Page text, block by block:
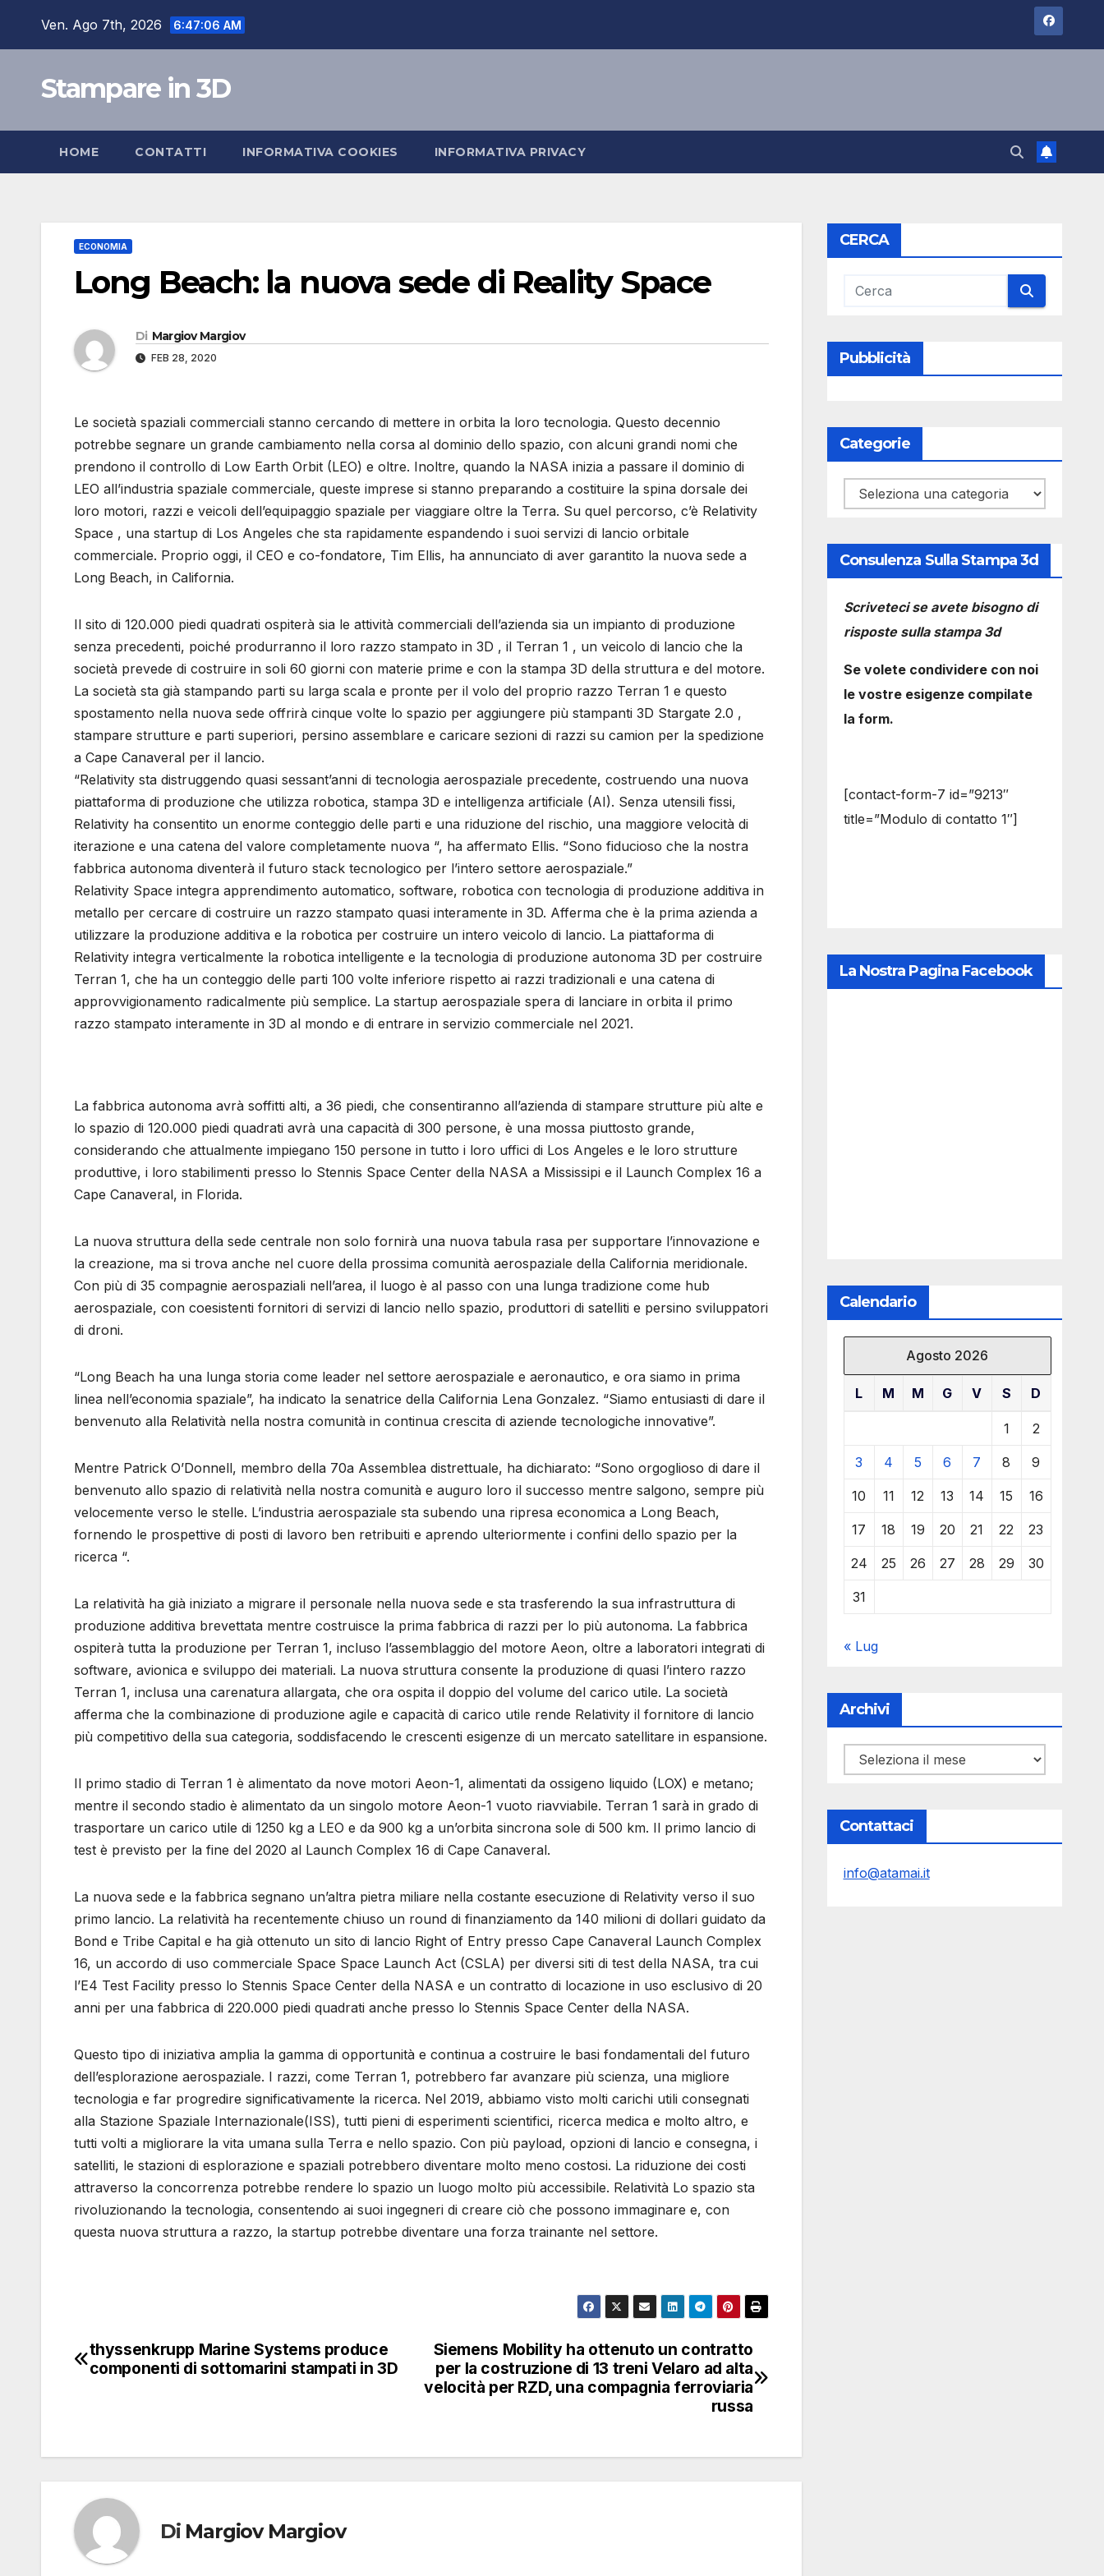
Ven. Ago 7th, 2026 6:47:07 AM
Stampare in 3D
HOME CONTATTI INFORMATIVA COOKIES INFORMATIVA PRIVACY
ECONOMIA
Long Beach: la nuova sede di Reality Space
Di Margiov Margiov
FEB 28, 2020
Le società spaziali commerciali stanno cercando di mettere in orbita la loro tecnologia. Questo decennio
potrebbe segnare un grande cambiamento nella corsa al dominio dello spazio, con alcuni grandi nomi che
prendono il controllo di Low Earth Orbit (LEO) e oltre. Inoltre, quando la NASA inizia a passare il dominio di
LEO all’industria spaziale commerciale, queste imprese si stanno preparando a costituire la spina dorsale dei
loro motori, razzi e veicoli dell’equipaggio spaziale per viaggiare oltre la Terra. Su quel percorso, c’è Relativity
Space , una startup di Los Angeles che sta rapidamente espandendo i suoi servizi di lancio orbitale
commerciale. Proprio oggi, il CEO e co-fondatore, Tim Ellis, ha annunciato di aver garantito la nuova sede a
Long Beach, in California.
Il sito di 120.000 piedi quadrati ospiterà sia le attività commerciali dell’azienda sia un impianto di produzione
senza precedenti, poiché produrranno il loro razzo stampato in 3D , il Terran 1 , un veicolo di lancio che la
società prevede di costruire in soli 60 giorni con materie prime e con la stampa 3D della struttura e del motore.
La società sta già stampando parti su larga scala e pronte per il volo del proprio razzo Terran 1 e questo
spostamento nella nuova sede offrirà cinque volte lo spazio per aggiungere più stampanti 3D Stargate 2.0 ,
stampare strutture e parti superiori, persino assemblare e caricare sezioni di razzi su camion per la spedizione
a Cape Canaveral per il lancio.
“Relativity sta distruggendo quasi sessant’anni di tecnologia aerospaziale precedente, costruendo una nuova
piattaforma di produzione che utilizza robotica, stampa 3D e intelligenza artificiale (AI). Senza utensili fissi,
Relativity ha consentito un enorme conteggio delle parti e una riduzione del rischio, una maggiore velocità di
iterazione e una catena del valore completamente nuova “, ha affermato Ellis. “Sono fiducioso che la nostra
fabbrica autonoma diventerà il futuro stack tecnologico per l’intero settore aerospaziale.”
Relativity Space integra apprendimento automatico, software, robotica con tecnologia di produzione additiva in
metallo per cercare di costruire un razzo stampato quasi interamente in 3D. Afferma che è la prima azienda a
utilizzare la produzione additiva e la robotica per costruire un intero veicolo di lancio. La piattaforma di
Relativity integra verticalmente la robotica intelligente e la tecnologia di produzione autonoma 3D per costruire
Terran 1, che ha un conteggio delle parti 100 volte inferiore rispetto ai razzi tradizionali e una catena di
approvvigionamento radicalmente più semplice. La startup aerospaziale spera di lanciare in orbita il primo
razzo stampato interamente in 3D al mondo e di entrare in servizio commerciale nel 2021.
La fabbrica autonoma avrà soffitti alti, a 36 piedi, che consentiranno all’azienda di stampare strutture più alte e
lo spazio di 120.000 piedi quadrati avrà una capacità di 300 persone, è una mossa piuttosto grande,
considerando che attualmente impiegano 150 persone in tutto i loro uffici di Los Angeles e le loro strutture
produttive, i loro stabilimenti presso lo Stennis Space Center della NASA a Mississipi e il Launch Complex 16 a
Cape Canaveral, in Florida.
La nuova struttura della sede centrale non solo fornirà una nuova tabula rasa per supportare l’innovazione e
la creazione, ma si trova anche nel cuore della prossima comunità aerospaziale della California meridionale.
Con più di 35 compagnie aerospaziali nell’area, il luogo è al passo con una lunga tradizione come hub
aerospaziale, con coesistenti fornitori di servizi di lancio nello spazio, produttori di satelliti e persino sviluppatori
di droni.
“Long Beach ha una lunga storia come leader nel settore aerospaziale e aeronautico, e ora siamo in prima
linea nell’economia spaziale”, ha indicato la senatrice della California Lena Gonzalez. “Siamo entusiasti di dare il
benvenuto alla Relatività nella nostra comunità in continua crescita di aziende tecnologiche innovative”.
Mentre Patrick O’Donnell, membro della 70a Assemblea distrettuale, ha dichiarato: “Sono orgoglioso di dare il
benvenuto allo spazio di relatività nella nostra comunità e auguro loro il successo mentre salgono, sempre più
velocemente verso le stelle. L’industria aerospaziale sta subendo una ripresa economica a Long Beach,
fornendo le prospettive di posti di lavoro ben retribuiti e aprendo ulteriormente i confini dello spazio per la
ricerca “.
La relatività ha già iniziato a migrare il personale nella nuova sede e sta trasferendo la sua infrastruttura di
produzione additiva brevettata mentre costruisce la prima fabbrica di razzi per lo più autonoma. La fabbrica
ospiterà tutta la produzione per Terran 1, incluso l’assemblaggio del motore Aeon, oltre a laboratori integrati di
software, avionica e sviluppo dei materiali. La nuova struttura consente la produzione di quasi l’intero razzo
Terran 1, inclusa una carenatura allargata, che ora ospita il doppio del volume del carico utile. La società
afferma che la combinazione di produzione agile e capacità di carico utile rende Relativity il fornitore di lancio
più competitivo della sua categoria, soddisfacendo le crescenti esigenze di un mercato satellitare in espansione.
Il primo stadio di Terran 1 è alimentato da nove motori Aeon-1, alimentati da ossigeno liquido (LOX) e metano;
mentre il secondo stadio è alimentato da un singolo motore Aeon-1 vuoto riavviabile. Terran 1 sarà in grado di
trasportare un carico utile di 1250 kg a LEO e da 900 kg a un’orbita sincrona sole di 500 km. Il primo lancio di
test è previsto per la fine del 2020 al Launch Complex 16 di Cape Canaveral.
La nuova sede e la fabbrica segnano un’altra pietra miliare nella costante esecuzione di Relativity verso il suo
primo lancio. La relatività ha recentemente chiuso un round di finanziamento da 140 milioni di dollari guidato da
Bond e Tribe Capital e ha già ottenuto un sito di lancio Right of Entry presso Cape Canaveral Launch Complex
16, un accordo di uso commerciale Space Space Launch Act (CSLA) per diversi siti di test della NASA, tra cui
l’E4 Test Facility presso lo Stennis Space Center della NASA e un contratto di locazione in uso esclusivo di 20
anni per una fabbrica di 220.000 piedi quadrati anche presso lo Stennis Space Center della NASA.
Questo tipo di iniziativa amplia la gamma di opportunità e continua a costruire le basi fondamentali del futuro
dell’esplorazione aerospaziale. I razzi, come Terran 1, potrebbero far avanzare più scienza, una migliore
tecnologia e far progredire significativamente la ricerca. Nel 2019, abbiamo visto molti carichi utili consegnati
alla Stazione Spaziale Internazionale(ISS), tutti pieni di esperimenti scientifici, ricerca medica e molto altro, e
tutti volti a migliorare la vita umana sulla Terra e nello spazio. Con più payload, opzioni di lancio e consegna, i
satelliti, le stazioni di esplorazione e spaziali potrebbero diventare molto meno costosi. La riduzione dei costi
attraverso la concorrenza potrebbe rendere lo spazio un luogo molto più accessibile. Relatività Lo spazio sta
rivoluzionando la tecnologia, consentendo ai suoi ingegneri di creare ciò che possono immaginare e, con
questa nuova struttura a razzo, la startup potrebbe diventare una forza trainante nel settore.
Navigazione
Siemens Mobility ha ottenuto un contratto
per la costruzione di 13 treni Velaro ad alta
velocità per RZD, una compagnia ferroviaria
russa
thyssenkrupp Marine Systems produce
componenti di sottomarini stampati in 3D
Di Margiov Margiov
CERCA
Pubblicità
Categorie
Categorie
Consulenza Sulla Stampa 3d
Scriveteci se avete bisogno di
risposte sulla stampa 3d
Se volete condividere con noi
le vostre esigenze compilate
la form.
[contact-form-7 id=”9213″
title=”Modulo di contatto 1″]
La Nostra Pagina Facebook
Calendario
Agosto 2026
L M M G V S D
1 2
3 4 5 6 7 8 9
10 11 12 13 14 15 16
17 18 19 20 21 22 23
24 25 26 27 28 29 30
31
« Lug
Archivi
Archivi
Contattaci
info@atamai.it